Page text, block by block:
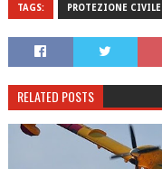
TAGS: PROTEZIONE CIVILE
RELATED POSTS